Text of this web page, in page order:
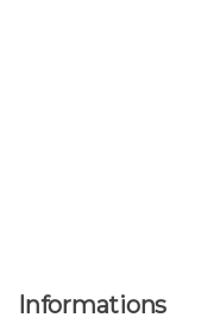
Informations